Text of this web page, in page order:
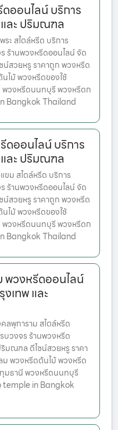
ออนไลน์ บริการ
ละ ปริมณฑล
ะ สไตล์หรีด บริการ
ร้านพวงหรีดออนไลน์ จัด
สวยหรู ราคาถูก พวงหรีด
ไม้ พวงหรีดของใช้
พวงหรีดนนทบุรี พวงหรีดก
Bangkok Thailand
ออนไลน์ บริการ
ละ ปริมณฑล
ม สไตล์หรีด บริการ
ร้านพวงหรีดออนไลน์ จัด
สวยหรู ราคาถูก พวงหรีด
ไม้ พวงหรีดของใช้
พวงหรีดนนทบุรี พวงหรีดก
Bangkok Thailand
พวงหรีดออนไลน์
เทพ และ
พุการาม สไตล์หรีด
วงจร ร้านพวงหรีด
มณฑล ดีไซน์สวยหรู ราคา
พวงหรีดต้นไม้ พวงหรีด
มธานี พวงหรีดนนทบุรี
in Bangkok